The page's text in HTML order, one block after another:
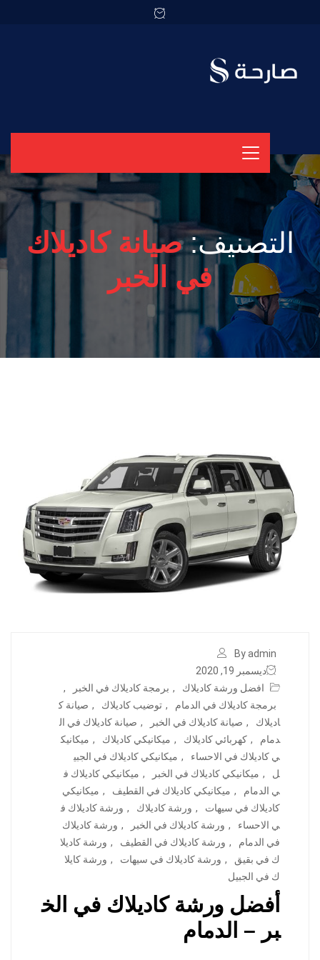
التصنيف:صيانة كاديلاك
في الخبر
By admin
ديسمبر 19, 2020
افضل ورشة كاديلاك
, برمجة كاديلاك في الخبر
,
برمجة كاديلاك في الدمام
, توضيب كاديلاك , صيانة ك
اديلاك
, صيانة كاديلاك في الخبر , صيانة كاديلاك في ال
دمام
, كهربائي كاديلاك , ميكانيكي كاديلاك , ميكانيك
ي كاديلاك في الاحساء
, ميكانيكي كاديلاك في الجبي
ل
, ميكانيكي كاديلاك في الخبر , ميكانيكي كاديلاك ف
ي الدمام
, ميكانيكي كاديلاك في القطيف , ميكانيكي
كاديلاك في سيهات
, ورشة كاديلاك , ورشة كاديلاك ف
ي الاحساء
, ورشة كاديلاك في الخبر , ورشة كاديلاك
في الدمام
, ورشة كاديلاك في القطيف , ورشة كاديلا
ك في بقيق
, ورشة كاديلاك في سيهات , ورشة كايلا
ك في الجبيل
أفضل ورشة كاديلاك في الخ
بر – الدمام